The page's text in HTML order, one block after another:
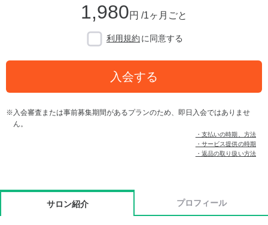
1,980円 /1ヶ月ごと
利用規約 に同意する
入会する
入会審査または事前募集期間があるプランのため、即日入会ではありませ
ん。
・支払いの時期、方法
・サービス提供の時期
・返品の取り扱い方法
サロン紹介 プロフィール